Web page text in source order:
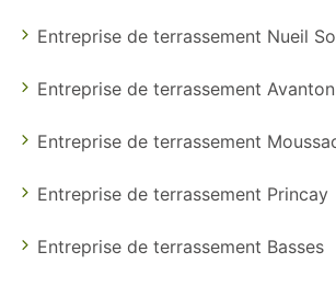
Entreprise de terrassement Nueil
Entreprise de terrassement Avanton
Entreprise de terrassement
Entreprise de terrassement Princay
Entreprise de terrassement Basses